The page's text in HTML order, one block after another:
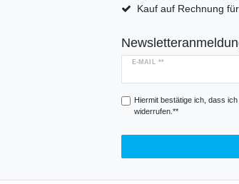
Kauf auf Rechnung
E-MAIL **
Hiermit bestätige ich, dass ich
widerrufen.**